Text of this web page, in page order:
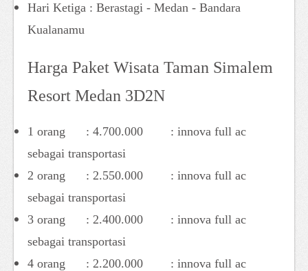
Hari Ketiga : Berastagi - Medan - Bandara
Kualanamu
Harga Paket Wisata Taman Simalem
Resort Medan 3D2N
1 orang : 4.700.000 : innova full ac
sebagai transportasi
2 orang : 2.550.000 : innova full ac
sebagai transportasi
3 orang : 2.400.000 : innova full ac
sebagai transportasi
4 orang : 2.200.000 : innova full ac